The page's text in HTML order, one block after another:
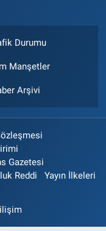
Durumu
Manşetler
Arşivi
Gazetesi
Reddi Yayın İlkeleri